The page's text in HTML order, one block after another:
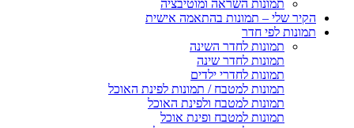
תמונות השראה ומוטיבציה
הקיר שלי – תמונות בהתאמה אישית
תמונות לפי חדר
תמונות לחדר השינה
תמונות לחדר שינה
תמונות לחדרי ילדים
תמונות למטבח / תמונות לפינת האוכל
תמונות למטבח ולפינת האוכל
תמונות למטבח ופינת אוכל